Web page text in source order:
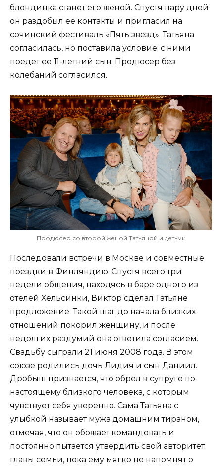
блондинка станет его женой. Спустя пару дней
он раздобыл ее контакты и пригласил на
сочинский фестиваль «Пять звезд». Татьяна
согласилась, но поставила условие: с ними
поедет ее 11-летний сын. Продюсер без
колебаний согласился.
Продюсер со второй женой Татьяной и детьми
Последовали встречи в Москве и совместные
поездки в Финляндию. Спустя всего три
недели общения, находясь в баре одного из
отелей Хельсинки, Виктор сделал Татьяне
предложение. Такой шаг до начала близких
отношений покорил женщину, и после
недолгих раздумий она ответила согласием.
Свадьбу сыграли 21 июня 2008 года. В этом
союзе родились дочь Лидия и сын Даниил.
Дробыш признается, что обрел в супруге по-
настоящему близкого человека, с которым
чувствует себя уверенно. Сама Татьяна с
улыбкой называет мужа домашним тираном,
отмечая, что он обожает командовать и
постоянно пытается утвердить свой авторитет
главы семьи, пока ему мягко не напомнят о